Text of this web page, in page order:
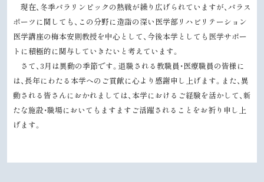
現在、冬季パラリンピックの熱戦が繰り広げられていますが、パラス
ポーツに関しても、この分野に造詣の深い医学部リハビリテーション
医学講座の梅本安則教授を中心として、今後本学としても医学サポー
トに積極的に関与していきたいと考えています。
さて、3月は異動の季節です。退職される教職員・医療職員の皆様に
は、長年にわたる本学へのご貢献に心より感謝申し上げます。また、異
動される皆さんにおかれましては、本学におけるご経験を活かして、新
たな施設・職場においてもますますご活躍されることをお祈り申し上
げます。